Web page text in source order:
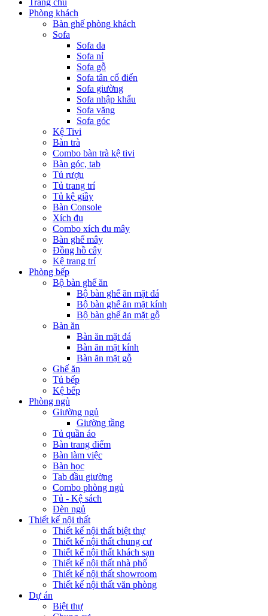
Trang chủ
Phòng khách
Bàn ghế phòng khách
Sofa
Sofa da
Sofa nỉ
Sofa gỗ
Sofa tân cổ điển
Sofa giường
Sofa nhập khẩu
Sofa văng
Sofa góc
Kệ Tivi
Bàn trà
Combo bàn trà kệ tivi
Bàn góc, tab
Tủ rượu
Tủ trang trí
Tủ kệ giầy
Bàn Console
Xích đu
Combo xích đu mây
Bàn ghế mây
Đồng hồ cây
Kệ trang trí
Phòng bếp
Bộ bàn ghế ăn
Bộ bàn ghế ăn mặt đá
Bộ bàn ghế ăn mặt kính
Bộ bàn ghế ăn mặt gỗ
Bàn ăn
Bàn ăn mặt đá
Bàn ăn mặt kính
Bàn ăn mặt gỗ
Ghế ăn
Tủ bếp
Kệ bếp
Phòng ngủ
Giường ngủ
Giường tầng
Tủ quần áo
Bàn trang điểm
Bàn làm việc
Bàn học
Tab đầu giường
Combo phòng ngủ
Tủ - Kệ sách
Đèn ngủ
Thiết kế nội thất
Thiết kế nội thất biệt thự
Thiết kế nội thất chung cư
Thiết kế nội thất khách sạn
Thiết kế nội thất nhà phố
Thiết kế nội thất showroom
Thiết kế nội thất văn phòng
Dự án
Biệt thự